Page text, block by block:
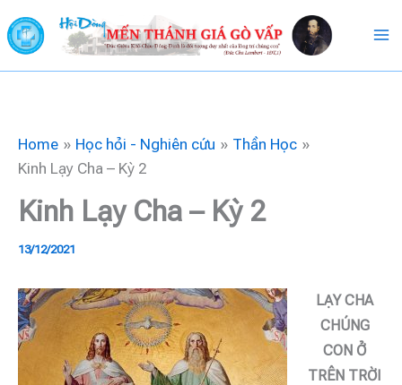
to
content
Home Học hỏi - Nghiên cứu
Thần Học
Kinh Lạy Cha – Kỳ 2
Kinh Lạy Cha – Kỳ 2
13/12/2021
LẠY CHA
CHÚNG
CON Ở
TRÊN TRỜI